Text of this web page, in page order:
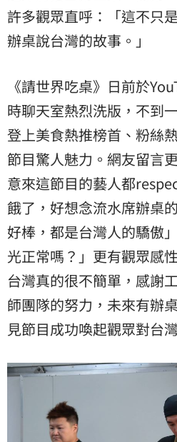
許多觀眾直呼：「這不只
辦桌說台灣的故事。」
《請世界吃桌》日前於
時聊天室熱烈洗版，不到
登上美食熱推榜首、粉絲
節目驚人魅力。網友留言
意來這節目的藝人都
餓了，好想念流水席辦桌
好棒，都是台灣人的驕傲
光正常嗎？」更有觀眾感
台灣真的很不簡單，感謝
師團隊的努力，未來有辦
見節目成功喚起觀眾對台